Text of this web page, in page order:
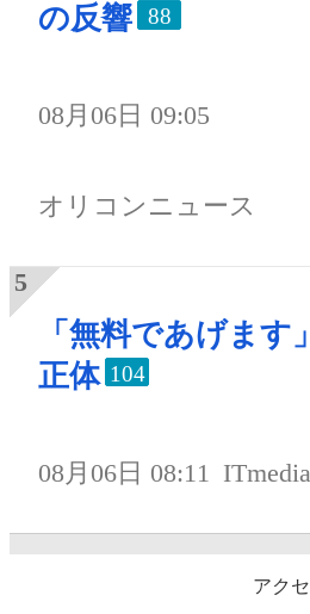
の反響
88
08月06日 09:05
オリコンニュース
「無料であげます
正体 104
08月06日 08:11
アク